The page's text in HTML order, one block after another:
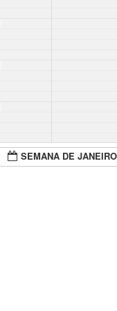
SEMANA DE